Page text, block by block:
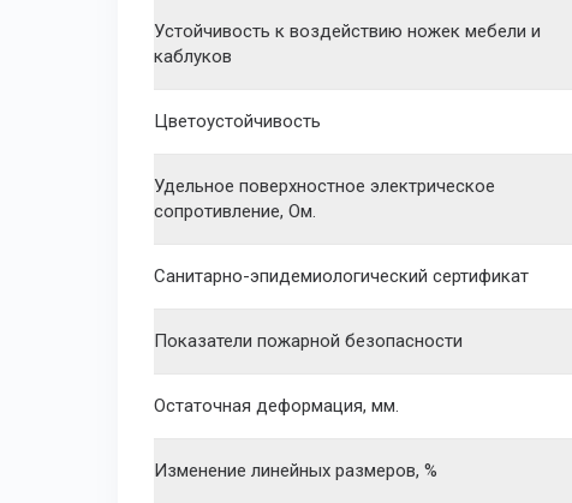
Устойчивость к воздействию ножек мебели и
каблуков
Цветоустойчивость
Удельное поверхностное электрическое
сопротивление, Ом.
Санитарно-эпидемиологический сертификат
Показатели пожарной безопасности
Остаточная деформация, мм.
Изменение линейных размеров, %